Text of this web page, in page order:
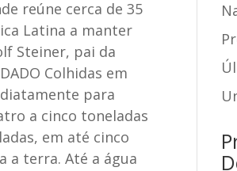
reúne cerca de 35
Latina a manter
Steiner, pai da
Colhidas em
para
a cinco toneladas
em até cinco
a terra. Até a água